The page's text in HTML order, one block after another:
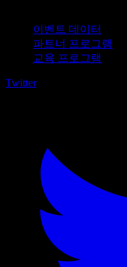
이벤트 데이터
파트너 프로그램
교육 프로그램
Twitter